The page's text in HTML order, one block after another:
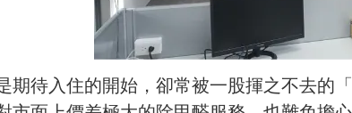
期待入住的開始，卻常被一股揮之不去的